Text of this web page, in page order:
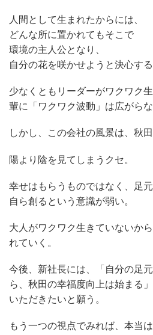
人間として生まれたからには、
どんな所に置かれてもそこで
環境の主人公となり、
自分の花を咲かせようと決心する
少なくともリーダーがワクワク
輩に「ワクワク波動」は広がらな
しかし、この会社の風景は、秋
陽より陰を見てしまうクセ。
幸せはもらうものではなく、足
自ら創るという意識が弱い。
大人がワクワク生きていないか
れていく。
今後、新社長には、「自分の足
ら、秋田の幸福度向上は始まる
いただきたいと願う。
もう一つの視点でみれば、本当